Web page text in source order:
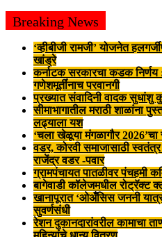
Breaking News
‘व्हीबीजी रामजी’ योजनेत
खांड्रे
कर्नाटक सरकारचा कडक निर्णय :
गणेशमूर्तींनाच परवानगी
प्रख्यात संवादिनी वादक सुधांशु
सीमाभागातील मराठी शाळांना
लढ्याला यश
‘चला खेळूया मंगळागौर
वडर, कोरवी समाजासाठी
राजेंद्र वडर -पवार
ग्रामपंचायत पातळीवर पंचहमी
बागेवाडी कॉलेजमधील रोट्रॅक्ट
खानापूरात ‘ओअँसिस जननी
सुवर्णसंधी
रेशन दुकानदारांवरील कामाचा